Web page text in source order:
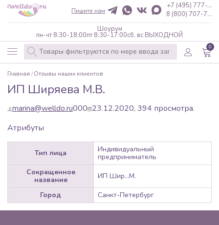
Шоурум
пн-чт 8:30-18:00пт 8:30-17:00сб, вс ВЫХОДНОЙ
+7 (495) 777-...
8 (800) 707-7...
Пишите нам
0
Главная Отзывы наших клиентов
ИП Ширяева М.В.
marina@welldo.ru000 23.12.2020, 394 просмотра.
Атрибуты
Тип лица
Индивидуальный
предприниматель
Сокращенное
название
ИП Шир...М.
Город Санкт-Петербург